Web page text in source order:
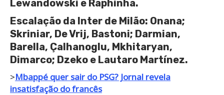
Lewandowski e Raphinha.
Escalação da Inter de Milão: Onana;
Skriniar, De Vrij, Bastoni; Darmian,
Barella, Çalhanoglu, Mkhitaryan,
Dimarco; Dzeko e Lautaro Martínez.
>Mbappé quer sair do PSG? Jornal revela
insatisfação do francês